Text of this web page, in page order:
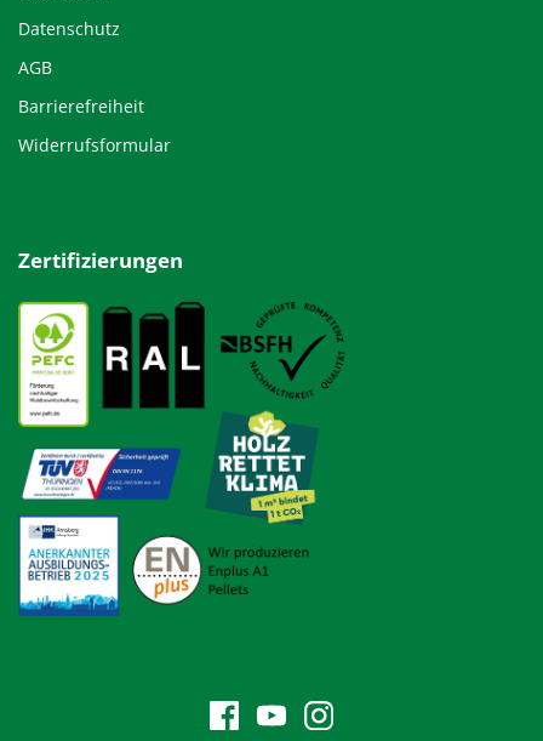
Datenschutz
AGB
Barrierefreiheit
Widerrufsformular
Zertifizierungen